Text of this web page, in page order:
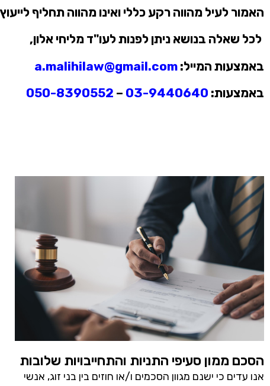
האמור לעיל מהווה רקע כללי ואינו מהווה תחליף
לכל שאלה בנושא ניתן לפנות לעו"ד מליחי אלון,
באמצעות המייל: a.malihilaw@gmail.com
באמצעות: 03-9440640
–
050-8390552
הסכם ממון סעיפי התניות והתחייבויות שלובות
אנו עדים כי ישנם מגוון הסכמים ו/או חוזים בין בני זוג, אנשי